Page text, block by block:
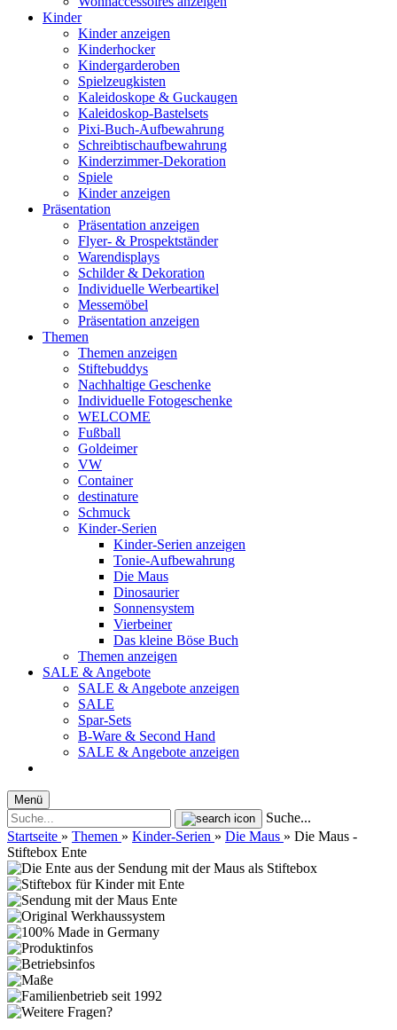
Kinder
Kinder anzeigen
Kinderhocker
Kindergarderoben
Spielzeugkisten
Kaleidoskope & Guckaugen
Kaleidoskop-Bastelsets
Pixi-Buch-Aufbewahrung
Schreibtischaufbewahrung
Kinderzimmer-Dekoration
Spiele
Kinder anzeigen
Präsentation
Präsentation anzeigen
Flyer- & Prospektständer
Warendisplays
Schilder & Dekoration
Individuelle Werbeartikel
Messemöbel
Präsentation anzeigen
Themen
Themen anzeigen
Stiftebuddys
Nachhaltige Geschenke
Individuelle Fotogeschenke
WELCOME
Fußball
Goldeimer
VW
Container
destinature
Schmuck
Kinder-Serien
Kinder-Serien anzeigen
Tonie-Aufbewahrung
Die Maus
Dinosaurier
Sonnensystem
Vierbeiner
Das kleine Böse Buch
Themen anzeigen
SALE & Angebote
SALE & Angebote anzeigen
SALE
Spar-Sets
B-Ware & Second Hand
SALE & Angebote anzeigen
Menü
Suche...
Startseite » Themen » Kinder-Serien » Die Maus » Die Maus -
Stiftebox Ente